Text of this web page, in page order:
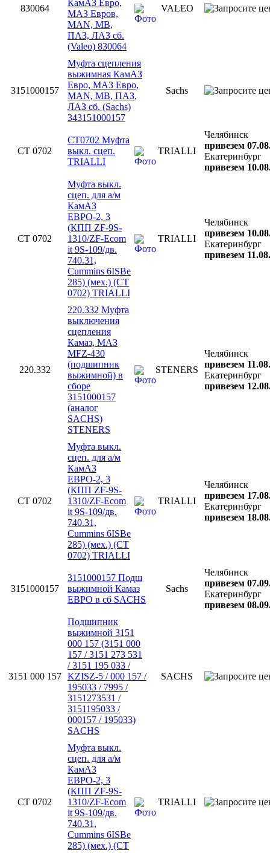
830064
КамАЗ Евро,
МАЗ Евров,
MAN, MB,
ПАЗ, ЛАЗ сб.
(Valeo) 830064
VALEO
3151000157
Муфта сцепления
выжимная КамАЗ
Евро, МАЗ Евро,
MAN, MB, ПАЗ,
ЛАЗ сб. (Sachs)
343151000157
Sachs
CT 0702
CT0702 Муфта
выкл. сцеп.
TRIALLI
TRIALLI
Челябинск
привезем
Екатеринбург
привезем
CT 0702
Муфта выкл.
сцеп. для а/м
КамАЗ
ЕВРО-2, 3
(КПП ZF-9S-
1310/ZF-Ecom
it 9S-109/дв.
740.31,
Cummins 6ISBe
285) (мех.) (CT
0702) TRIALLI
TRIALLI
Челябинск
привезем
Екатеринбург
привезем
220.332
220.332 Муфта
выключения
сцепления
Камаз, МАЗ
MFZ-430
(подшипник
выжимной) в
сборе
3151000157
(аналог
SACHS)
STENERS
STENERS
Челябинск
привезем
Екатеринбург
привезем
CT 0702
Муфта выкл.
сцеп. для а/м
КамАЗ
ЕВРО-2, 3
(КПП ZF-9S-
1310/ZF-Ecom
it 9S-109/дв.
740.31,
Cummins 6ISBe
285) (мех.) (CT
0702) TRIALLI
TRIALLI
Челябинск
привезем
Екатеринбург
привезем
3151000157
3151000157 Подш
выжимной Камаз
ЕВРО в сб SACHS
Sachs
Челябинск
привезем
Екатеринбург
привезем
3151 000 157
Подшипник
выжимной 3151
000 157 (3151 000
157 / 3151 273 531
/ 3151 195 033 /
KZISZ-5 / 000 157 /
195033 / 7995 /
3151273531 /
3151195033 /
000157 / 195033)
SACHS
SACHS
CT 0702
Муфта выкл.
сцеп. для а/м
КамАЗ
ЕВРО-2, 3
(КПП ZF-9S-
1310/ZF-Ecom
it 9S-109/дв.
740.31,
Cummins 6ISBe
285) (мех.) (CT
TRIALLI